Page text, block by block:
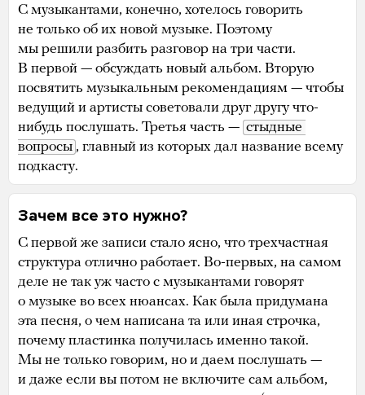
С музыкантами, конечно, хотелось говорить
не только об их новой музыке. Поэтому
мы решили разбить разговор на три части.
В первой — обсуждать новый альбом. Вторую
посвятить музыкальным рекомендациям — чтобы
ведущий и артисты советовали друг другу что-
нибудь послушать. Третья часть — стыдные
вопросы , главный из которых дал название всему
подкасту.
Зачем все это нужно?
С первой же записи стало ясно, что трехчастная
структура отлично работает. Во-первых, на самом
деле не так уж часто с музыкантами говорят
о музыке во всех нюансах. Как была придумана
эта песня, о чем написана та или иная строчка,
почему пластинка получилась именно такой.
Мы не только говорим, но и даем послушать —
и даже если вы потом не включите сам альбом,